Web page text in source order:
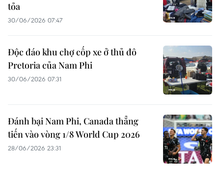
tỏa
30/06/2026 07:47
Độc đáo khu chợ cốp xe ở thủ đô
Pretoria của Nam Phi
30/06/2026 07:31
Đánh bại Nam Phi, Canada thẳng
tiến vào vòng 1/8 World Cup 2026
28/06/2026 23:31